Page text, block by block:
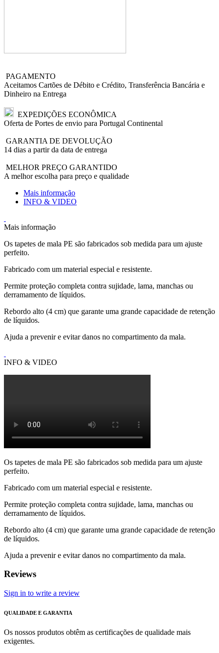
PAGAMENTO
Aceitamos Cartões de Débito e Crédito, Transferência Bancária e
Dinheiro na Entrega
EXPEDIÇÕES ECONÔMICA
Oferta de Portes de envio para Portugal Continental
GARANTIA DE DEVOLUÇÃO
14 dias a partir da data de entrega
MELHOR PREÇO GARANTIDO
A melhor escolha para preço e qualidade
Mais informação
INFO & VIDEO
Mais informação
Os tapetes de mala PE são fabricados sob medida para um ajuste
perfeito.
Fabricado com um material especial e resistente.
Permite proteção completa contra sujidade, lama, manchas ou
derramamento de líquidos.
Rebordo alto (4 cm) que garante uma grande capacidade de retenção
de líquidos.
Ajuda a prevenir e evitar danos no compartimento da mala.
INFO & VIDEO
Os tapetes de mala PE são fabricados sob medida para um ajuste
perfeito.
Fabricado com um material especial e resistente.
Permite proteção completa contra sujidade, lama, manchas ou
derramamento de líquidos.
Rebordo alto (4 cm) que garante uma grande capacidade de retenção
de líquidos.
Ajuda a prevenir e evitar danos no compartimento da mala.
Reviews
Sign in to write a review
QUALIDADE E GARANTIA
Os nossos produtos obtêm as certificações de qualidade mais
exigentes.